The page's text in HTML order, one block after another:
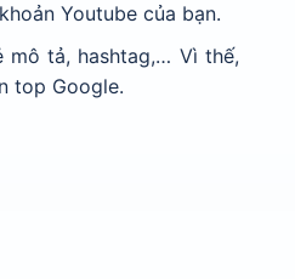
Youtube của bạn.
tả, hashtag,… Vì thế,
top Google.